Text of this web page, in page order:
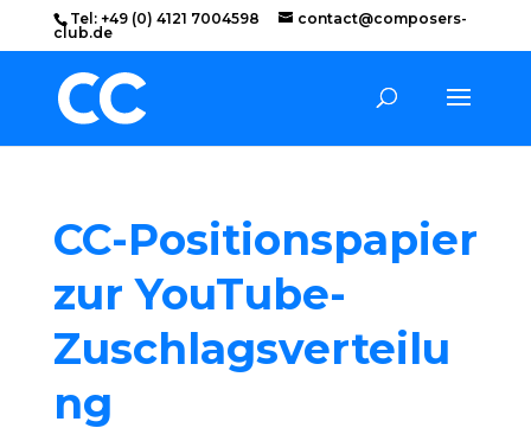
Tel: +49 (0) 4121 7004598
contact@composers-
club.de
CC-Positionspapier
zur YouTube-
Zuschlagsverteilu
ng